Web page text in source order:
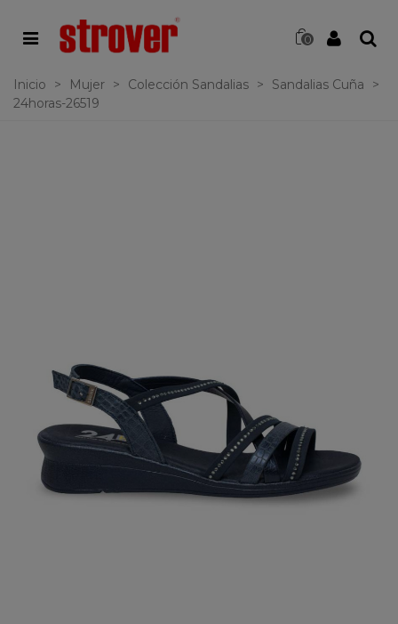
0
Inicio > Mujer > Colección Sandalias > Sandalias Cuña
>
24horas-26519